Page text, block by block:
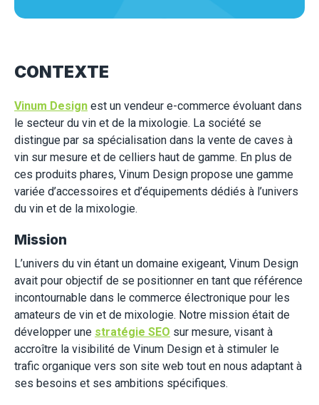
CONTEXTE
Vinum Design est un vendeur e-commerce évoluant dans
le secteur du vin et de la mixologie. La société se
distingue par sa spécialisation dans la vente de caves à
vin sur mesure et de celliers haut de gamme. En plus de
ces produits phares, Vinum Design propose une gamme
variée d’accessoires et d’équipements dédiés à l’univers
du vin et de la mixologie.
Mission
L’univers du vin étant un domaine exigeant, Vinum Design
avait pour objectif de se positionner en tant que référence
incontournable dans le commerce électronique pour les
amateurs de vin et de mixologie. Notre mission était de
développer une stratégie SEO sur mesure, visant à
accroître la visibilité de Vinum Design et à stimuler le
trafic organique vers son site web tout en nous adaptant à
ses besoins et ses ambitions spécifiques.